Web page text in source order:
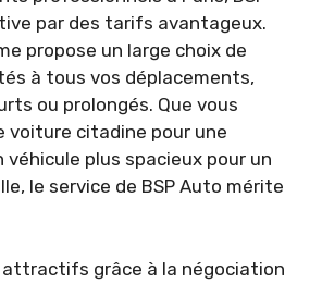
par des tarifs avantageux.
propose un large choix de
à tous vos déplacements,
ou prolongés. Que vous
voiture citadine pour une
véhicule plus spacieux pour un
le service de BSP Auto mérite
attractifs grâce à la négociation